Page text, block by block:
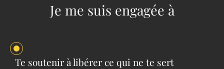
Je me suis engagée à
Te soutenir à libérer ce qui ne te sert